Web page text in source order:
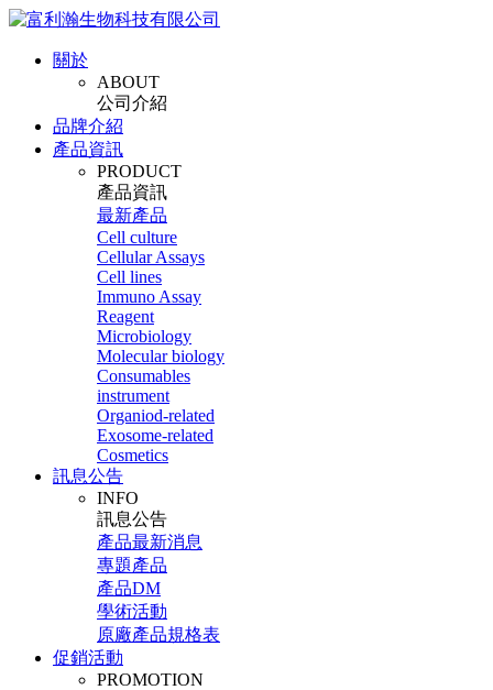
關於
ABOUT
公司介紹
品牌介紹
產品資訊
PRODUCT
產品資訊
最新產品
Cell culture
Cellular Assays
Cell lines
Immuno Assay
Reagent
Microbiology
Molecular biology
Consumables
instrument
Organiod-related
Exosome-related
Cosmetics
訊息公告
INFO
訊息公告
產品最新消息
專題產品
產品DM
學術活動
原廠產品規格表
促銷活動
PROMOTION